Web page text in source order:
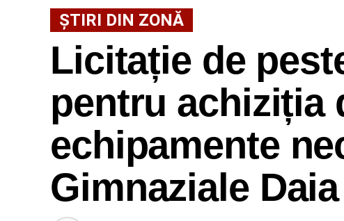
ȘTIRI DIN ZONĂ
Licitație de
pentru achiziția
echipamente
Gimnaziale